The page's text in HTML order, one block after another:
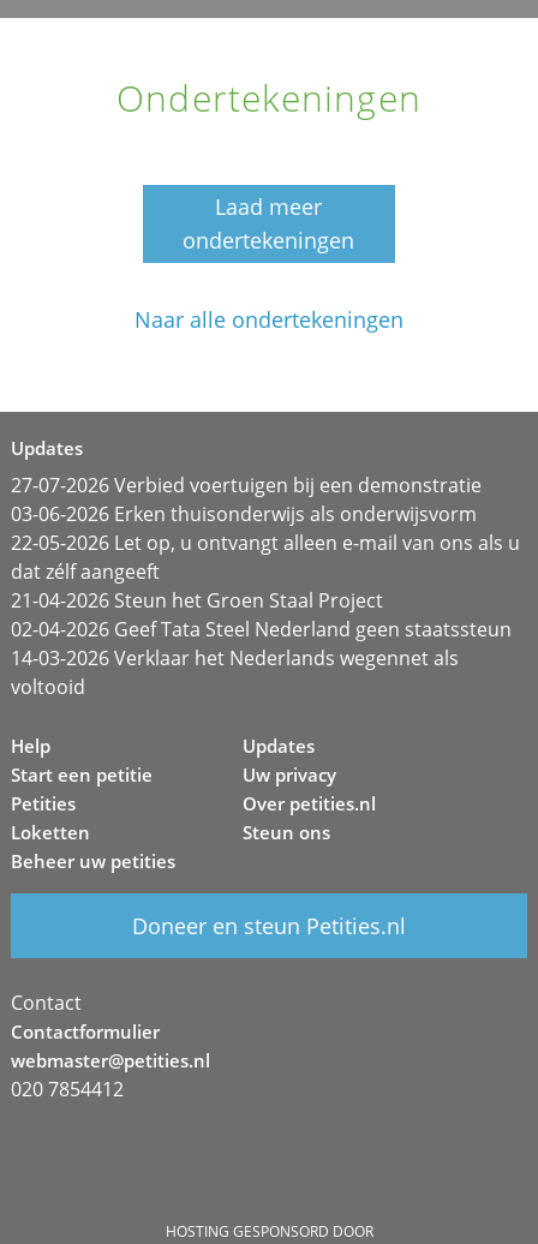
Ondertekeningen
Laad meer
ondertekeningen
Naar alle ondertekeningen
Updates
27-07-2026 Verbied voertuigen bij een demonstratie
03-06-2026 Erken thuisonderwijs als onderwijsvorm
22-05-2026 Let op, u ontvangt alleen e-mail van ons als u
dat zélf aangeeft
21-04-2026 Steun het Groen Staal Project
02-04-2026 Geef Tata Steel Nederland geen staatssteun
14-03-2026 Verklaar het Nederlands wegennet als
voltooid
Help
Start een petitie
Petities
Loketten
Beheer uw petities
Updates
Uw privacy
Over petities.nl
Steun ons
Doneer en steun Petities.nl
Contact
Contactformulier
webmaster@petities.nl
020 7854412
HOSTING GESPONSORD DOOR